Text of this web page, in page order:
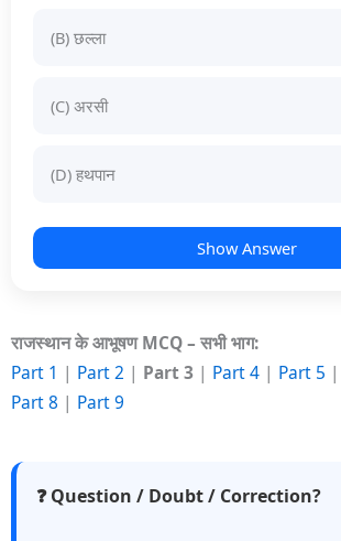
(B) छल्ला
(C) अरसी
(D) हथपान
Show Answer
राजस्थान के आभूषण MCQ – सभी भाग:
Part 1 | Part 2 | Part 3 | Part 4 | Part 5 |
Part 8 | Part 9
❓ Question / Doubt / Correction?